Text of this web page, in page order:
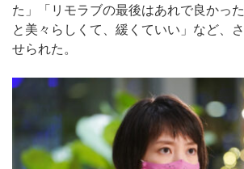
た」「リモラブの最後はあれで良かっ
と美々らしくて、緩くていい」など、
せられた。